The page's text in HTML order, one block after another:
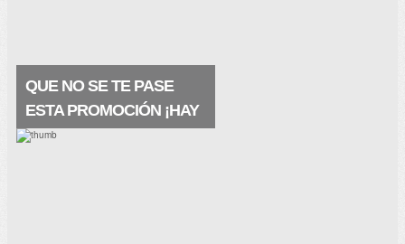
QUE NO SE TE PASE
ESTA PROMOCIÓN ¡HAY
MUESTRAS A